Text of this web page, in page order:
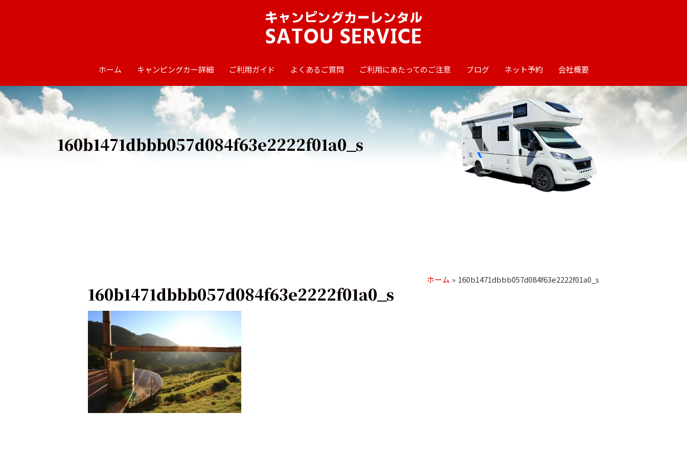
ホーム キャンピングカー詳細 ご利用ガイド よくあるご質問 ご利用にあたってのご注意 ブログ ネット予約 会社概要
160b1471dbbb057d084f63e2222f01a0_s
ホーム 160b1471dbbb057d084f63e2222f01a0_s
160b1471dbbb057d084f63e2222f01a0_s